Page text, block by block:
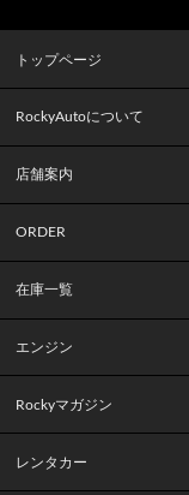
トップページ
RockyAutoについて
店舗案内
ORDER
在庫一覧
エンジン
Rockyマガジン
レンタカー